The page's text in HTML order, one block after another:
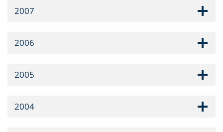
2007
2006
2005
2004